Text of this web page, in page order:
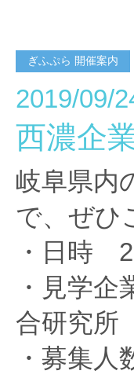
ぎふぷら 開催案内
2019/09/
西濃企
岐阜県内
で、ぜひ
・日時
・見学
合研究所
・募集